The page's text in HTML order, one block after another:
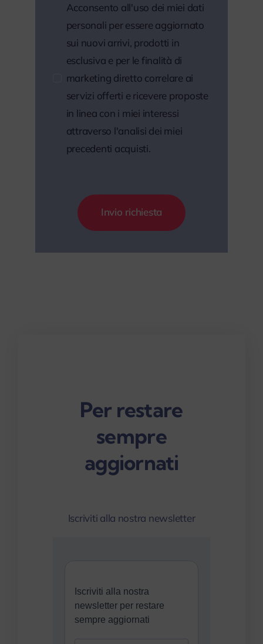
Acconsento all'uso dei miei dati
personali per essere aggiornato
sui nuovi arrivi, prodotti in
esclusiva e per le finalità di
marketing diretto correlare ai
servizi offerti e ricevere proposte
in linea con i miei interessi
attraverso l'analisi dei miei
precedenti acquisti.
Invio richiesta
Per restare
sempre
aggiornati
Iscriviti alla nostra newsletter